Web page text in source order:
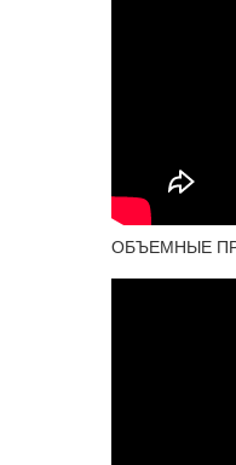
ОБЪЕМНЫЕ